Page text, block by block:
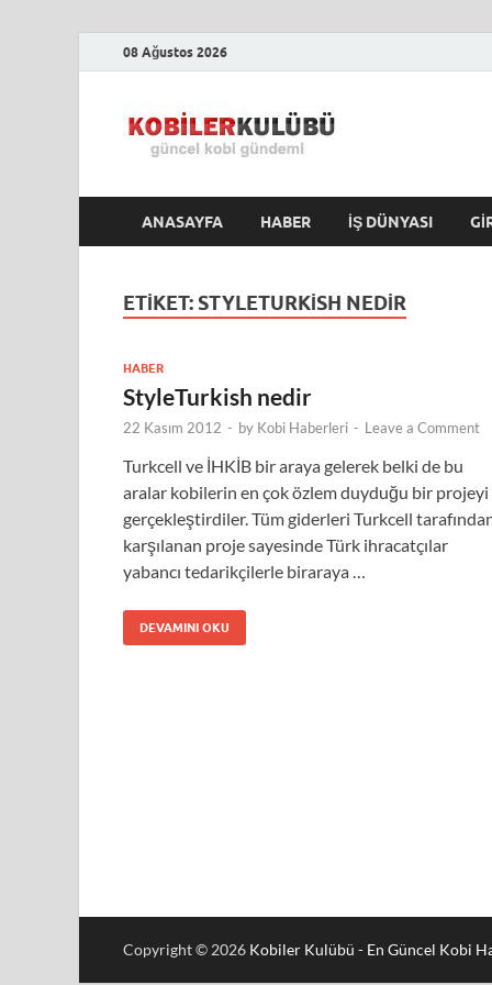
08 Ağustos 2026
ANASAYFA HABER İŞ DÜNYASI
ETIKET: STYLETURKISH NEDIR
HABER
StyleTurkish nedir
22 Kasım 2012 - by Kobi Haberleri - Leave a Comment
Turkcell ve İHKİB bir araya gelerek belki de bu
aralar kobilerin en çok özlem duyduğu bir projeyi
gerçekleştirdiler. Tüm giderleri Turkcell
karşılanan proje sayesinde Türk ihracatçılar
yabancı tedarikçilerle biraraya …
DEVAMINI OKU
Copyright © 2026 Kobiler Kulübü - En Güncel Kobi